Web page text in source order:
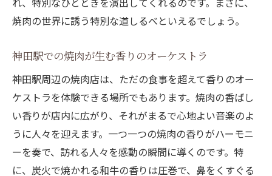
焼肉の世界に誘う特別な道しるべといえるでしょう。
神田駅での焼肉が生む香りのオーケストラ
神田駅周辺の焼肉店は、ただの食事を超えて香りのオー
ケストラを体験できる場所でもあります。焼肉の香ばし
い香りが店内に広がり、それがまるで心地よい音楽のよ
うに人々を迎えます。一つ一つの焼肉の香りがハーモニ
ーを奏で、訪れる人々を感動の瞬間に導くのです。特
に、炭火で焼かれる和牛の香りは圧巻で、鼻をくすぐる